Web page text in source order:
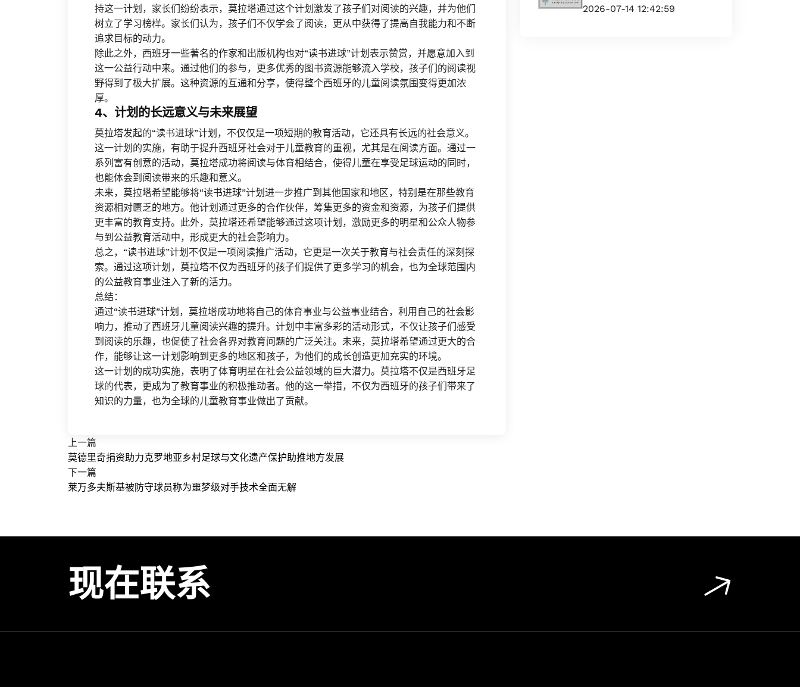
持这一计划，家长们纷纷表示，莫拉塔通过这个计划激发了孩子们对阅读的兴趣，并为他们
树立了学习榜样。家长们认为，孩子们不仅学会了阅读，更从中获得了提高自我能力和不断
追求目标的动力。
除此之外，西班牙一些著名的作家和出版机构也对“读书进球”计划表示赞赏，并愿意加入到
这一公益行动中来。通过他们的参与，更多优秀的图书资源能够流入学校，孩子们的阅读视
野得到了极大扩展。这种资源的互通和分享，使得整个西班牙的儿童阅读氛围变得更加浓
厚。
4、计划的长远意义与未来展望
莫拉塔发起的“读书进球”计划，不仅仅是一项短期的教育活动，它还具有长远的社会意义。
这一计划的实施，有助于提升西班牙社会对于儿童教育的重视，尤其是在阅读方面。通过一
系列富有创意的活动，莫拉塔成功将阅读与体育相结合，使得儿童在享受足球运动的同时，
也能体会到阅读带来的乐趣和意义。
未来，莫拉塔希望能够将“读书进球”计划进一步推广到其他国家和地区，特别是在那些教育
资源相对匮乏的地方。他计划通过更多的合作伙伴，筹集更多的资金和资源，为孩子们提供
更丰富的教育支持。此外，莫拉塔还希望能够通过这项计划，激励更多的明星和公众人物参
与到公益教育活动中，形成更大的社会影响力。
总之，“读书进球”计划不仅是一项阅读推广活动，它更是一次关于教育与社会责任的深刻探
索。通过这项计划，莫拉塔不仅为西班牙的孩子们提供了更多学习的机会，也为全球范围内
的公益教育事业注入了新的活力。
总结：
通过“读书进球”计划，莫拉塔成功地将自己的体育事业与公益事业结合，利用自己的社会影
响力，推动了西班牙儿童阅读兴趣的提升。计划中丰富多彩的活动形式，不仅让孩子们感受
到阅读的乐趣，也促使了社会各界对教育问题的广泛关注。未来，莫拉塔希望通过更大的合
作，能够让这一计划影响到更多的地区和孩子，为他们的成长创造更加充实的环境。
这一计划的成功实施，表明了体育明星在社会公益领域的巨大潜力。莫拉塔不仅是西班牙足
球的代表，更成为了教育事业的积极推动者。他的这一举措，不仅为西班牙的孩子们带来了
知识的力量，也为全球的儿童教育事业做出了贡献。
上一篇
莫德里奇捐资助力克罗地亚乡村足球与文化遗产保护助推地方发展
下一篇
莱万多夫斯基被防守球员称为噩梦级对手技术全面无解
2026-07-14 12:42:59
现在联系